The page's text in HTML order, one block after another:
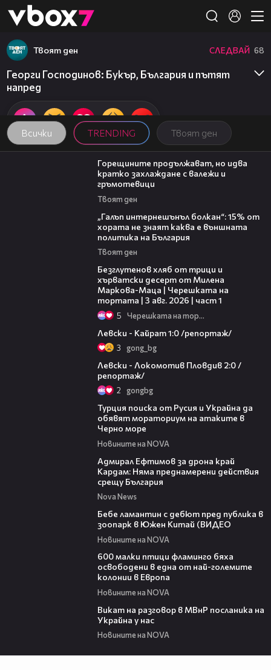
👾
Всички TRENDING Твоят ден
Твоят ден СЛЕДВАЙ 68
Георги Господинов: Букър, България и пътят
напред
02:31
Горещините продължават, но идва
кратко захлаждане с валежи и
гръмотевици
Твоят ден
„Галъп интернешънъл болкан“: 15% от
хората не знаят каква е външната
политика на България
Твоят ден
Безглутенов хляб от трици и
хърватски десерт от Милена
Маркова-Маца | Черешката на
тортата | 3 авг. 2026 | част 1
5 Черешката на тортата
Левски - Кайрат 1:0 /репортаж/
3 gong_bg
Левски - Локомотив Пловдив 2:0 /
репортаж/
2 gongbg
Турция поиска от Русия и Украйна да
обявят мораториум на атаките в
Черно море
Новините на NOVA
Адмирал Ефтимов за дрона край
Кардам: Няма преднамерени действия
срещу България
Nova News
Бебе ламантин с дебют пред публика в
зоопарк в Южен Китай (ВИДЕО
Новините на NOVA
600 малки птици фламинго бяха
освободени в една от най-големите
колонии в Европа
Новините на NOVA
Викат на разговор в МВнР посланика на
Украйна у нас
Новините на NOVA